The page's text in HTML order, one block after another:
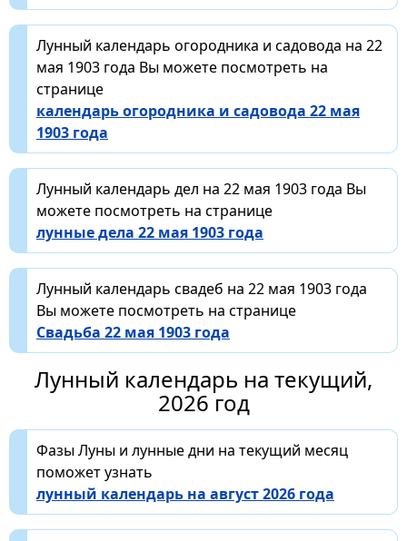
Лунный календарь огородника и садовода на 22
мая 1903 года Вы можете посмотреть на
странице
календарь огородника и садовода 22 мая
1903 года
Лунный календарь дел на 22 мая 1903 года Вы
можете посмотреть на странице
лунные дела 22 мая 1903 года
Лунный календарь свадеб на 22 мая 1903 года
Вы можете посмотреть на странице
Свадьба 22 мая 1903 года
Лунный календарь на текущий,
2026 год
Фазы Луны и лунные дни на текущий месяц
поможет узнать
лунный календарь на август 2026 года